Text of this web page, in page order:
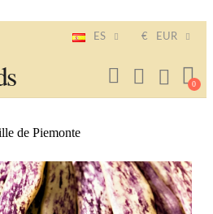
ES € EUR
de Piemonte